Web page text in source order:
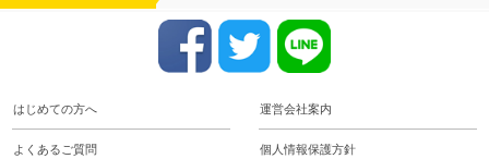
はじめての方へ 運営会社案内
よくあるご質問 個人情報保護方針